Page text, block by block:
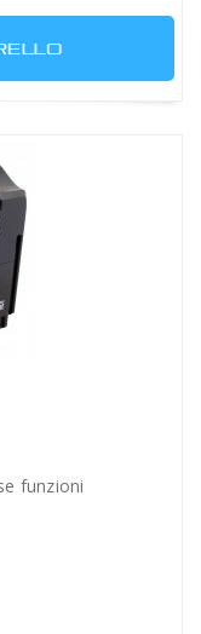
funzioni